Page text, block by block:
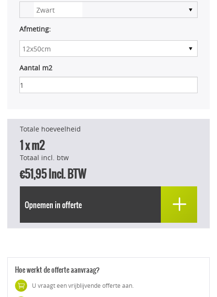
Afmeting:
Aantal m2
Totale hoeveelheid
1x m2
Totaal incl. btw
€51,95Incl. BTW
Opnemen in offerte
Hoe werkt de offerte aanvraag?
U vraagt een vrijblijvende offerte aan.